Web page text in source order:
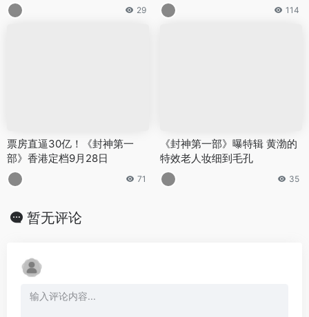
29 114
票房直逼30亿！《封神第一
部》香港定档9月28日
71
《封神第一部》曝特辑 黄渤的
特效老人妆细到毛孔
35
暂无评论